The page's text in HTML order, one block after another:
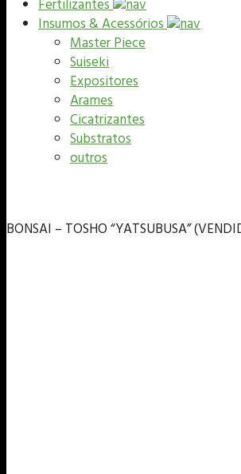
Fertilizantes
Insumos & Acessórios
Master Piece
Suiseki
Expositores
Arames
Cicatrizantes
Substratos
outros
BONSAI – TOSHO “YATSUBUSA”